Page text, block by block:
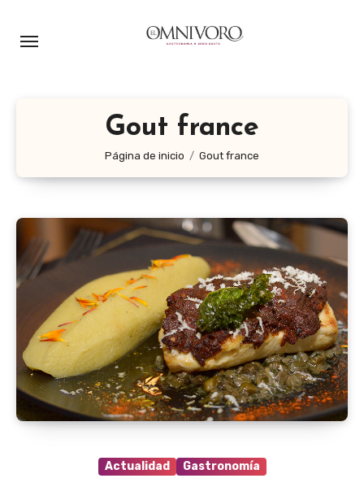
Gout france
Página de inicio Gout france
Actualidad Gastronomía